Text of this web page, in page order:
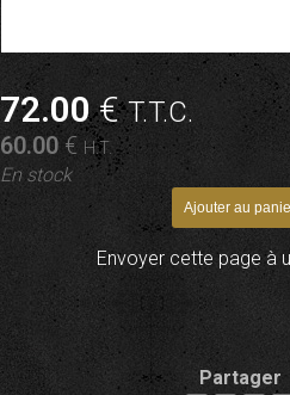
72.00€T.T.C.
60.00 € H.T.
En stock
Envoyer cette page à
Partager